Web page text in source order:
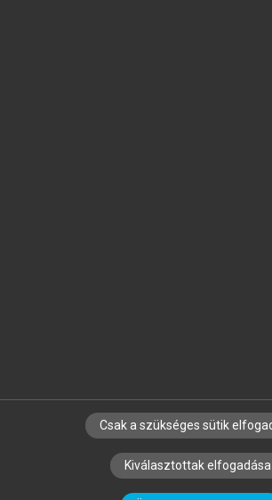
SZERZŐKNEK CÉGEKNEK
SZERKESZTÉSI ÉS LEKTORÁLÁSI
Csak a szükséges sütik
Kiválasztottak elfogadása